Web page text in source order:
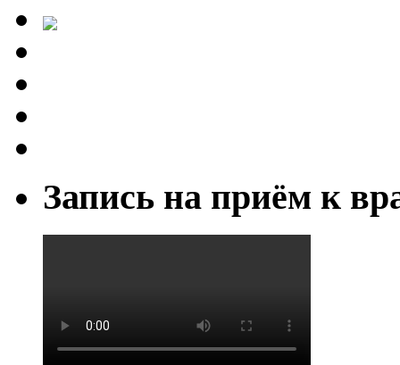
Запись на приём к